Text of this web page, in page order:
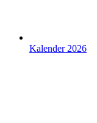
Kalender 2026